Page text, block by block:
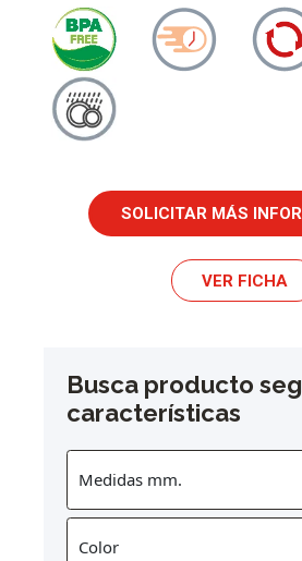
SOLICITAR MÁS
VER FICHA
Busca producto
características